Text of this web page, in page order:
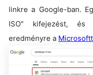
linkre a Google-ban.
ISO" kifejezést, és
eredményre a